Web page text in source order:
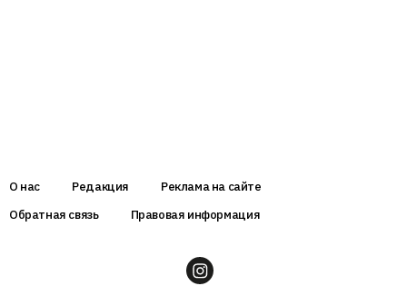
О нас Редакция
Реклама на сайте
Обратная связь
Правовая информация